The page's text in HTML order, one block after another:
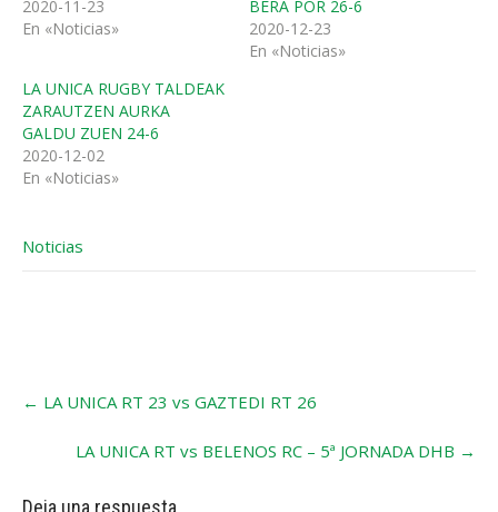
2020-11-23
En «Noticias»
BERA POR 26-6
2020-12-23
En «Noticias»
LA UNICA RUGBY TALDEAK
ZARAUTZEN AURKA
GALDU ZUEN 24-6
2020-12-02
En «Noticias»
Noticias
← LA UNICA RT 23 vs GAZTEDI RT 26
LA UNICA RT vs BELENOS RC – 5ª JORNADA DHB →
Deja una respuesta